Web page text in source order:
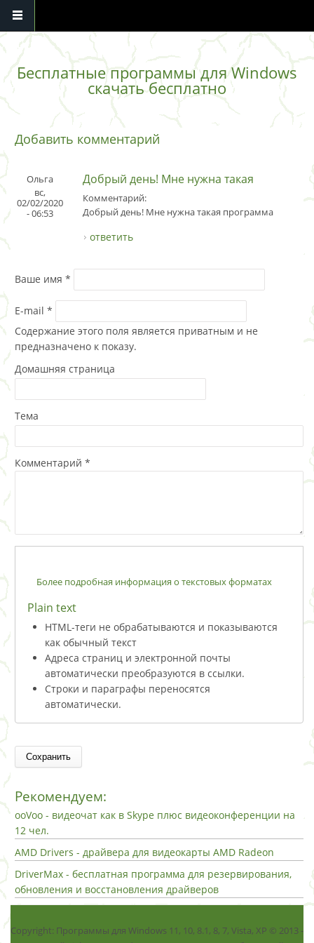
Перейти к основному содержанию
Бесплатные программы для Windows
скачать бесплатно
Добавить комментарий
Ольга
вс,
02/02/2020
- 06:53
Добрый день! Мне нужна такая
Комментарий:
Добрый день! Мне нужна такая программа
ответить
Ваше имя *
E-mail *
Содержание этого поля является приватным и не
предназначено к показу.
Домашняя страница
Тема
Комментарий *
Более подробная информация о текстовых форматах
Plain text
HTML-теги не обрабатываются и показываются
как обычный текст
Адреса страниц и электронной почты
автоматически преобразуются в ссылки.
Строки и параграфы переносятся
автоматически.
Рекомендуем:
ooVoo - видеочат как в Skype плюс видеоконференции на
12 чел.
AMD Drivers - драйвера для видеокарты AMD Radeon
DriverMax - бесплатная программа для резервирования,
обновления и восстановления драйверов
Copyright: Программы для Windows 11, 10, 8.1, 8, 7, Vista, ХР © 2013 -